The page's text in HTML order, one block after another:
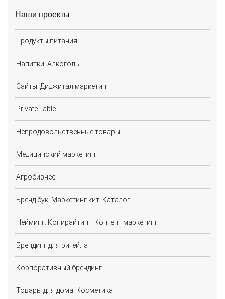
Наши проекты
Продукты питания
Напитки. Алкоголь
Сайты. Диджитал маркетинг
Private Lable
Непродовольственные товары
Медицинский маркетинг
Агробизнес
Бренд бук. Маркетинг кит. Каталог
Нейминг. Копирайтинг. Контент маркетинг
Брендинг для ритейла
Корпоративный брендинг
Товары для дома. Косметика